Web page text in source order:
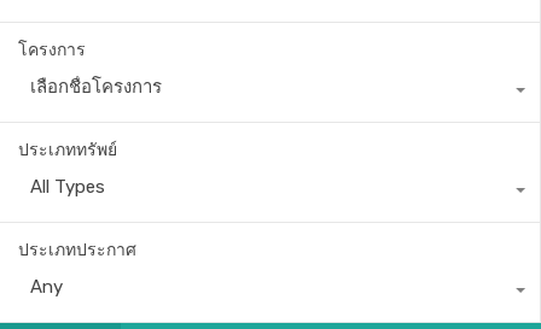
โครงการ
เลือกชื่อโครงการ
ประเภททรัพย์
All Types
ประเภทประกาศ
Any